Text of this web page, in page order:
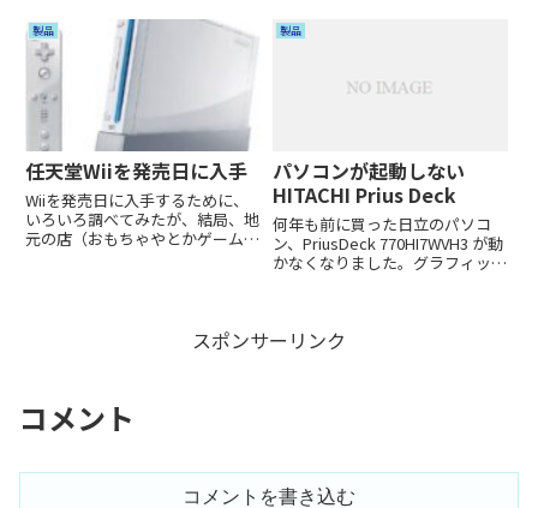
っさとパーツを決めてしまおう。
とにもかくにも、まずはCPUであ
る。一応、低消費電力を目指して
いるので、灼熱CPUの流れを...
ピーして保管してるが、動画なん
かも保管しはじめて容量が足りな
える一方だし、8mmビデオが
製品
任天堂Wiiを発売日に入手
Wiiを発売日に入手するために、
いろいろ調べてみたが、結局、地
元の店（おもちゃやとかゲーム
は多分難しいでしょう」とのこ
製品
パソコンが起動しない
HITACHI Prius Deck
何年も前に買った日立のパソコ
ン、PriusDeck 770HI7WVH3 が動
かなくなりました。グラフィック
ってしまったようです。しょうが
スポンサーリンク
コメント
コメントを書き込む